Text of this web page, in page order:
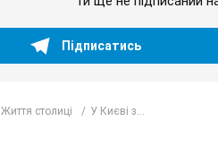
Підписатись
Життя столиці У Києві з...